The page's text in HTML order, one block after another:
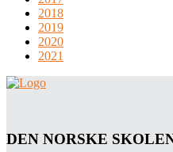
2018
2019
2020
2021
DEN NORSKE